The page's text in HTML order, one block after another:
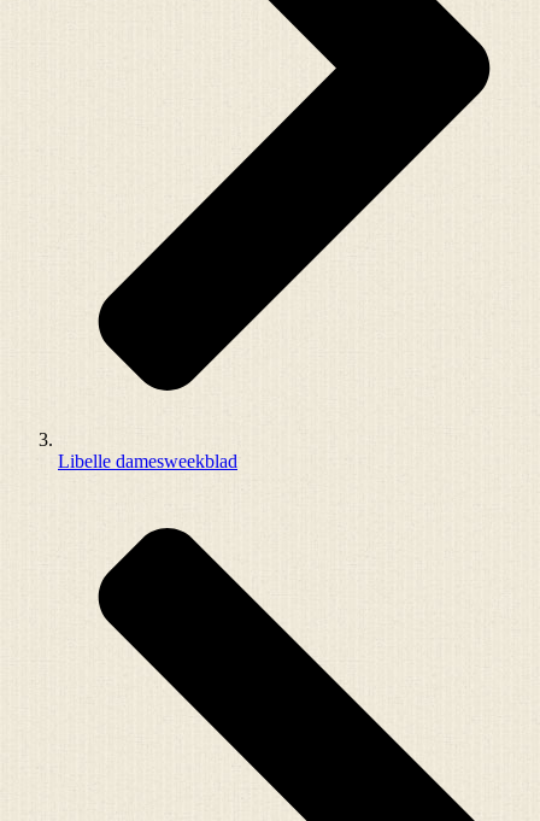
Libelle damesweekblad